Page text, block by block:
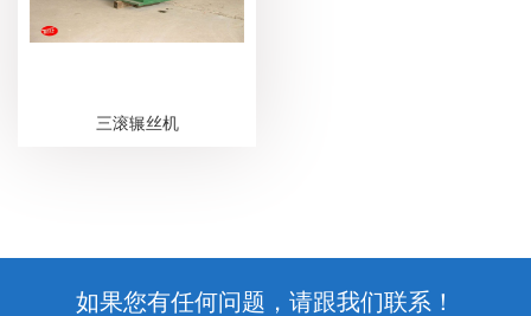
三滚辗丝机
如果您有任何问题，请跟我们联系！